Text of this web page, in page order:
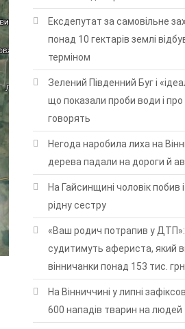
Ексдепутат за самовільне
понад 10 гектарів землі
терміном
Зелений Південний Буг і
що показали проби води і
говорять
Негода наробила лиха на
дерева падали на дороги й
На Гайсинщині чоловік побив
рідну сестру
«Ваш родич потрапив у ДТП»:
судитимуть афериста, який
вінничанки понад 153 тис. грн
На Вінниччині у липні
600 нападів тварин на людей